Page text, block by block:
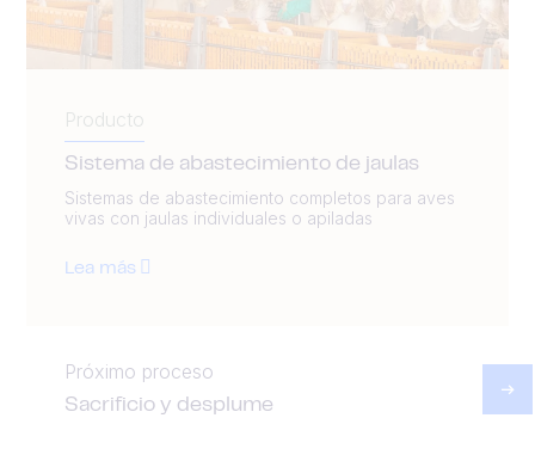
Producto
Sistema de abastecimiento de jaulas
Sistemas de abastecimiento completos para aves
vivas con jaulas individuales o apiladas
Lea más
Próximo proceso
Sacrificio y desplume